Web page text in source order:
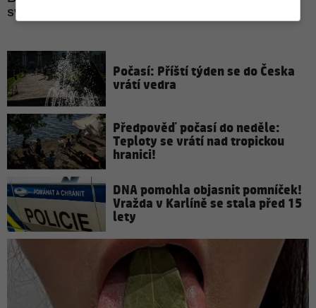
Počasí: Příští týden se do Česka
vrátí vedra
Předpověď počasí do neděle:
Teploty se vrátí nad tropickou
hranici!
DNA pomohla objasnit pomníček!
Vražda v Karlíně se stala před 15
lety